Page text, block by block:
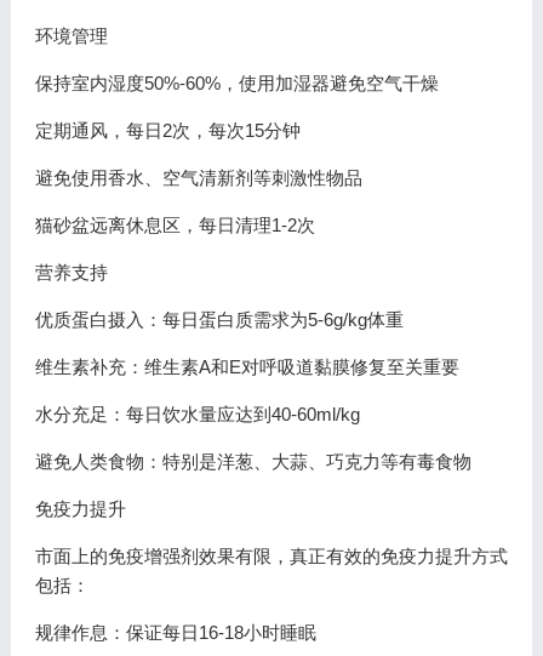
环境管理
保持室内湿度50%-60%，使用加湿器避免空气干燥
定期通风，每日2次，每次15分钟
避免使用香水、空气清新剂等刺激性物品
猫砂盆远离休息区，每日清理1-2次
营养支持
优质蛋白摄入：每日蛋白质需求为5-6g/kg体重
维生素补充：维生素A和E对呼吸道黏膜修复至关重要
水分充足：每日饮水量应达到40-60ml/kg
避免人类食物：特别是洋葱、大蒜、巧克力等有毒食物
免疫力提升
市面上的免疫增强剂效果有限，真正有效的免疫力提升方式
包括：
规律作息：保证每日16-18小时睡眠